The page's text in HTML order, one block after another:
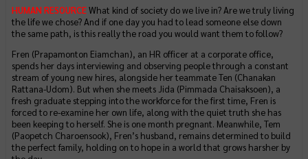
HUMAN RESOURCEWhat kind of society do we live in? Are we truly living
the life we chose? And if one day you had to lead someone else down
the same path, is this really the road you would want them to follow?
Fren (Prapamonton Eiamchan), an HR officer at a corporate office,
spends her days interviewing and observing people through a constant
stream of young new hires, alongside her teammate Ten (Chanakan
Rattana-Udom). But when she meets Jida (Pimmada Chaisaksoen), a
fresh graduate stepping into the workforce for the first time, Fren is
forced to re-examine her own life, along with the quiet truth she has
been keeping to herself. She is one month pregnant. Meanwhile, Tem
(Paopetch Charoensook), Fren’s husband, remains determined to build
the perfect family, holding on to hope in a world that grows harsher by